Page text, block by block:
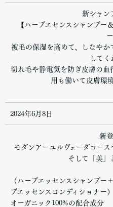
新シャン
【ハーブエセンスシャンプー
被毛の保湿を高めて、しなや
してく
切れ毛や静電気を防ぎ皮膚の
用も働いて皮膚環
2024年6月8日
新
モダンアーユルヴェーダコース
そして「美」
（ハーブエッセンスシャンプー
ブエッセンスコンディショナー）
オーガニック100%の配合成分